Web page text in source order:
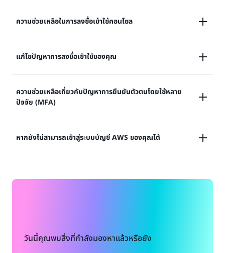
ความช่วยเหลือในการลงชื่อเข้าใช้คอนโซล
ต้องการความช่วยเหลือในการลงชื่อเข้าใช้คอนโซลการ
ดูเอกสารประกอบ
แก้ไขปัญหาการลงชื่อเข้าใช้ของคุณ
ลองลงชื่อเข้าใช้แล้ว แต่ข้อมูลประจำตัวใช้ไม่ได้หรือ หรือไม่มี
ข้อมูลประจำตัวในการเข้าถึงบัญชีผู้ใช้ที่มีสิทธิ์ใช้งานสูงสุด
ดูโซลูชัน
ความช่วยเหลือเกี่ยวกับปัญหาการยืนยันตัวตนโดยใช้หลาย
ปัจจัย (MFA)
อุปกรณ์การยืนยันตัวตนโดยใช้หลายปัจจัย (MFA) สูญหาย
ดูโซลูชัน
หากยังไม่สามารถเข้าสู่ระบบบัญชี AWS ของคุณได้
วันนี้คุณพบสิ่งที่กำลังมองหาแล้วหรือยัง